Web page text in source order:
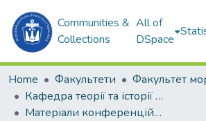
Communities &
Collections
All of
DSpace
Home Факультети
Кафедра теорії та історії держави та права (Т та ІДП)
Матеріали конференцій (Т та ІДП)